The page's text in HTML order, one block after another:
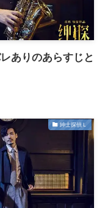
ありのあらすじと
紳士探偵Ｌ